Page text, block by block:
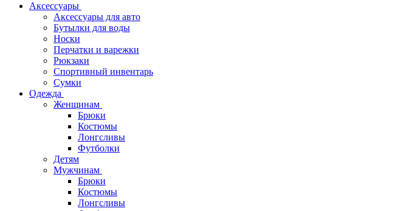
Аксессуары
Аксессуары для авто
Бутылки для воды
Носки
Перчатки и варежки
Рюкзаки
Спортивный инвентарь
Сумки
Одежда
Женщинам
Брюки
Костюмы
Лонгсливы
Футболки
Детям
Мужчинам
Брюки
Костюмы
Лонгсливы